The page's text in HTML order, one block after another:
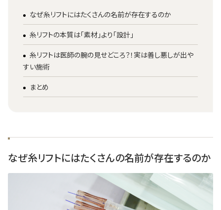
なぜ糸リフトにはたくさんの名前が存在するのか
糸リフトの本質は「素材」より「設計」
糸リフトは医師の腕の見せどころ？！実は善し悪しが出や
すい施術
まとめ
なぜ糸リフトにはたくさんの名前が存在するのか